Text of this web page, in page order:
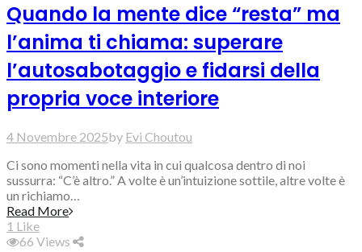
Quando la mente dice “resta” ma
l’anima ti chiama: superare
l’autosabotaggio e fidarsi della
propria voce interiore
4 Novembre 2025by Evi Choutou
Ci sono momenti nella vita in cui qualcosa dentro di noi
sussurra: “C’è altro.” A volte è un’intuizione sottile, altre volte è
un richiamo…
Read More
1 Like
66 Views